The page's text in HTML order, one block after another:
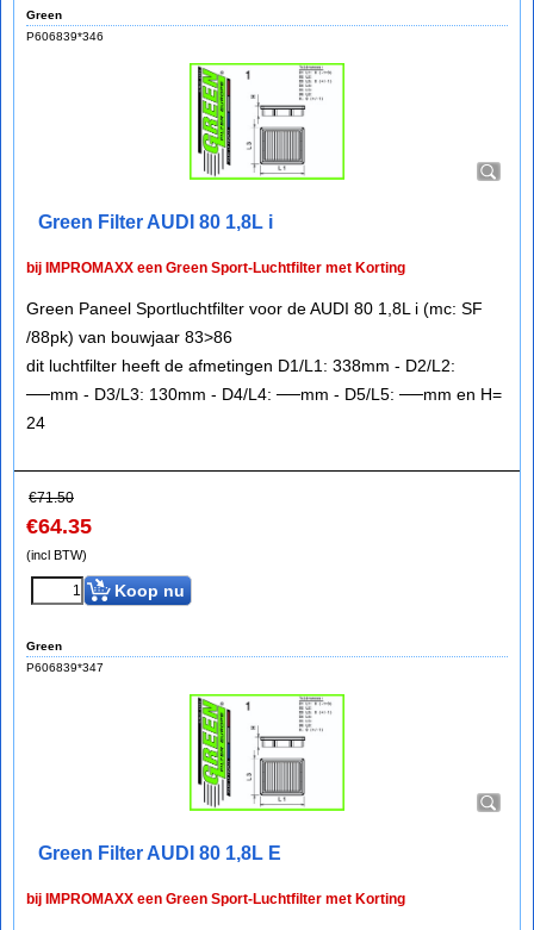
Green
P606839*346
Green Filter AUDI 80 1,8L i
bij IMPROMAXX een Green Sport-Luchtfilter met Korting
Green Paneel Sportluchtfilter voor de AUDI 80 1,8L i (mc: SF
/88pk) van bouwjaar 83>86
dit luchtfilter heeft de afmetingen D1/L1: 338mm - D2/L2:
──mm - D3/L3: 130mm - D4/L4: ──mm - D5/L5: ──mm en H=
24
€71.50
€64.35
(incl BTW)
Koop nu
Green
P606839*347
Green Filter AUDI 80 1,8L E
bij IMPROMAXX een Green Sport-Luchtfilter met Korting